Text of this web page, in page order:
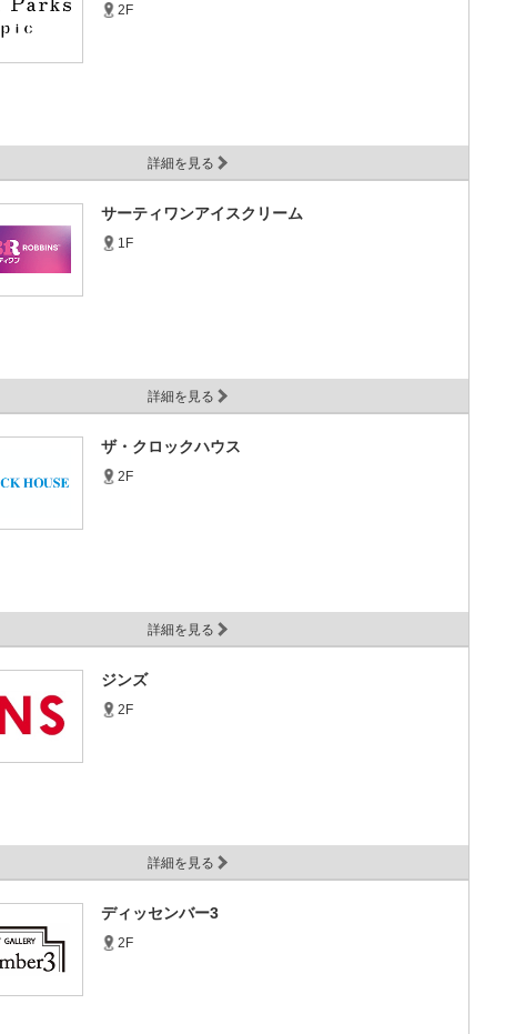
2F
詳細を見る
サーティワンアイスクリーム
1F
詳細を見る
ザ・クロックハウス
2F
詳細を見る
ジンズ
2F
詳細を見る
ディッセンバー3
2F